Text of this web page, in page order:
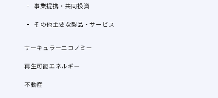
事業提携・共同投資
その他主要な製品・サービス
サーキュラーエコノミー
再生可能エネルギー
不動産